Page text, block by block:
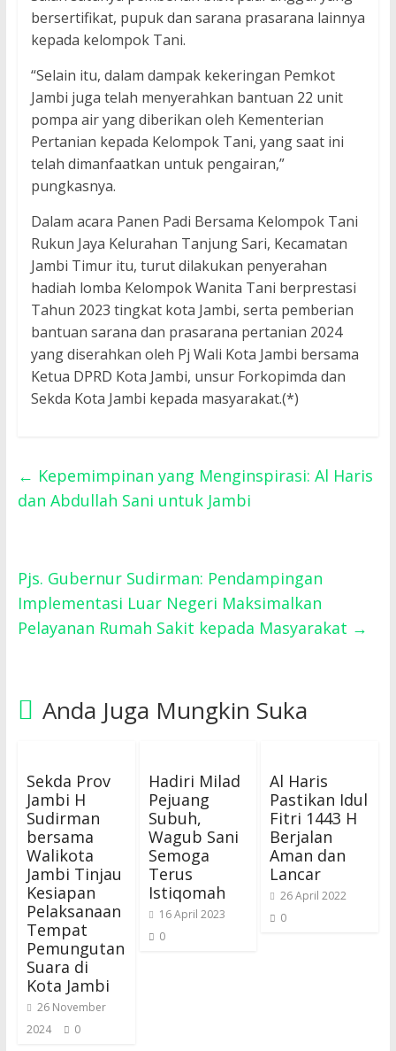
bersertifikat, pupuk dan sarana prasarana lainnya
kepada kelompok Tani.
“Selain itu, dalam dampak kekeringan Pemkot
Jambi juga telah menyerahkan bantuan 22 unit
pompa air yang diberikan oleh Kementerian
Pertanian kepada Kelompok Tani, yang saat ini
telah dimanfaatkan untuk pengairan,”
pungkasnya.
Dalam acara Panen Padi Bersama Kelompok Tani
Rukun Jaya Kelurahan Tanjung Sari, Kecamatan
Jambi Timur itu, turut dilakukan penyerahan
hadiah lomba Kelompok Wanita Tani berprestasi
Tahun 2023 tingkat kota Jambi, serta pemberian
bantuan sarana dan prasarana pertanian 2024
yang diserahkan oleh Pj Wali Kota Jambi bersama
Ketua DPRD Kota Jambi, unsur Forkopimda dan
Sekda Kota Jambi kepada masyarakat.(*)
← Kepemimpinan yang Menginspirasi: Al Haris
dan Abdullah Sani untuk Jambi
Pjs. Gubernur Sudirman: Pendampingan
Implementasi Luar Negeri Maksimalkan
Pelayanan Rumah Sakit kepada Masyarakat →
Anda Juga Mungkin Suka
Sekda Prov
Jambi H
Sudirman
bersama
Walikota
Jambi Tinjau
Kesiapan
Pelaksanaan
Tempat
Pemungutan
Suara di
Kota Jambi
26 November
2024
0
Hadiri Milad
Pejuang
Subuh,
Wagub Sani
Semoga
Terus
Istiqomah
16 April 2023
0
Al Haris
Pastikan Idul
Fitri 1443 H
Berjalan
Aman dan
Lancar
26 April 2022
0